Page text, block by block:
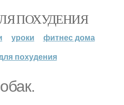
ПОХУДЕНИЯ
уроки
фитнес дома
похудения